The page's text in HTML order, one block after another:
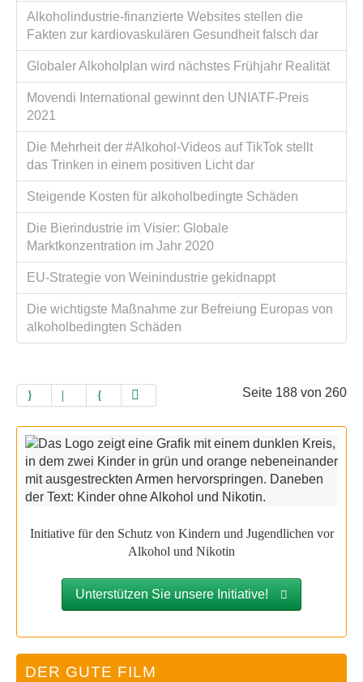
Alkoholindustrie-finanzierte Websites stellen die
Fakten zur kardiovaskulären Gesundheit falsch dar
Globaler Alkoholplan wird nächstes Frühjahr Realität
Movendi International gewinnt den UNIATF-Preis
2021
Die Mehrheit der #Alkohol-Videos auf TikTok stellt
das Trinken in einem positiven Licht dar
Steigende Kosten für alkoholbedingte Schäden
Die Bierindustrie im Visier: Globale
Marktkonzentration im Jahr 2020
EU-Strategie von Weinindustrie gekidnappt
Die wichtigste Maßnahme zur Befreiung Europas von
alkoholbedingten Schäden
Seite 188 von 260
Initiative für den Schutz von Kindern und Jugendlichen vor
Alkohol und Nikotin
Unterstützen Sie unsere Initiative!
DER GUTE FILM